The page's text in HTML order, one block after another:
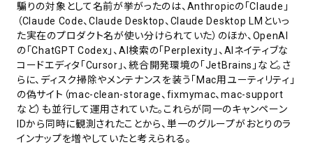
騙りの対象として名前が挙がったのは、Anthropicの「Claude」
（Claude Code、Claude Desktop、Claude Desktop LMといっ
た実在のプロダクト名が使い分けられていた）のほか、OpenAI
の「ChatGPT Codex」、AI検索の「Perplexity」、AIネイティブな
コードエディタ「Cursor」、統合開発環境の「JetBrains」など。さ
らに、ディスク掃除やメンテナンスを装う「Mac用ユーティリティ」
の偽サイト（mac-clean-storage、fixmymac、mac-support
など）も並行して運用されていた。これらが同一のキャンペーン
IDから同時に観測されたことから、単一のグループがおとりのラ
インナップを増やしていたと考えられる。